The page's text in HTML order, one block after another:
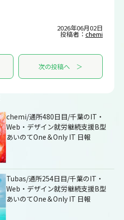
2026年06月02日
投稿者： chemi
次の投稿へ ＞
chemi/通所480日目/千葉のIT・
Web・デザイン就労継続支援B型
あいのてOne＆Only IT 日報
Tubas/通所254日目/千葉のIT・
Web・デザイン就労継続支援B型
あいのてOne＆Only IT 日報